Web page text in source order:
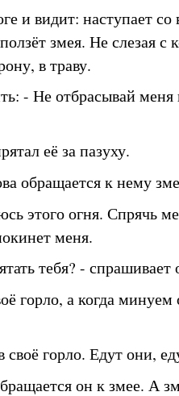
и видит: наступает со
змея. Не слезая с
в траву.
- Не отбрасывай
её за пазуху.
обращается к нему
этого огня. Спрячь
меня.
тебя? - спрашивает
горло, а когда минуем
горло. Едут они,
он к змее. А